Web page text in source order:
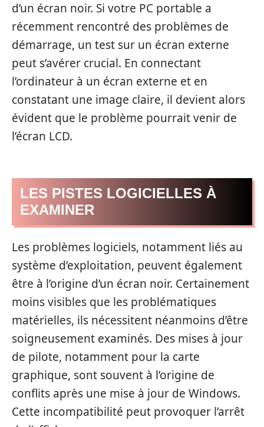
d’un écran noir. Si votre PC portable a
récemment rencontré des problèmes de
démarrage, un test sur un écran externe
peut s’avérer crucial. En connectant
l’ordinateur à un écran externe et en
constatant une image claire, il devient alors
évident que le problème pourrait venir de
l’écran LCD.
LES PISTES LOGICIELLES À
EXAMINER
Les problèmes logiciels, notamment liés au
système d’exploitation, peuvent également
être à l’origine d’un écran noir. Certainement
moins visibles que les problématiques
matérielles, ils nécessitent néanmoins d’être
soigneusement examinés. Des mises à jour
de pilote, notamment pour la carte
graphique, sont souvent à l’origine de
conflits après une mise à jour de Windows.
Cette incompatibilité peut provoquer l’arrêt